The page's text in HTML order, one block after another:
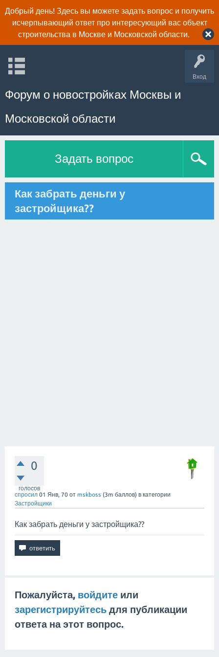
Добрый день! Здесь вы можете задать вопрос и получить
исчерпывающий ответ про интересующий вас объект
строительства в Москве и Московской области.
Вход
Форум о новостройках Москвы и
Московской области
Задать вопрос
Как забрать деньги у
застройщика??
0
голосов
спросил 01 Янв, 70 от mskboss (3m баллов) в категории
Застройщики
Как забрать деньги у застройщика??
Пожалуйста, войдите или
зарегистрируйтесь для публикации
ответа на этот вопрос.